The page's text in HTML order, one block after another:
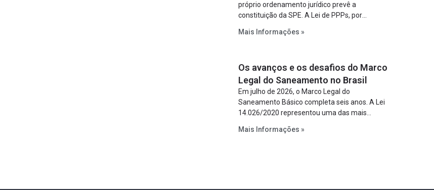
próprio ordenamento jurídico prevê a
constituição da SPE. A Lei de PPPs, por
constitua uma SPE para implantar e gerir o
Lei de Concessões, a figura é facultativa e
sujeita a uma escolha racional de projeto a
projeto.
Mais Informações »
Os avanços e os desafios do Marco
Legal do Saneamento no Brasil
Em julho de 2026, o Marco Legal do
Saneamento Básico completa seis anos. A Lei
14.026/2020 representou uma das mais
estabelecer metas claras para a
mecanismos voltados à segurança jurídica dos
Mais Informações »